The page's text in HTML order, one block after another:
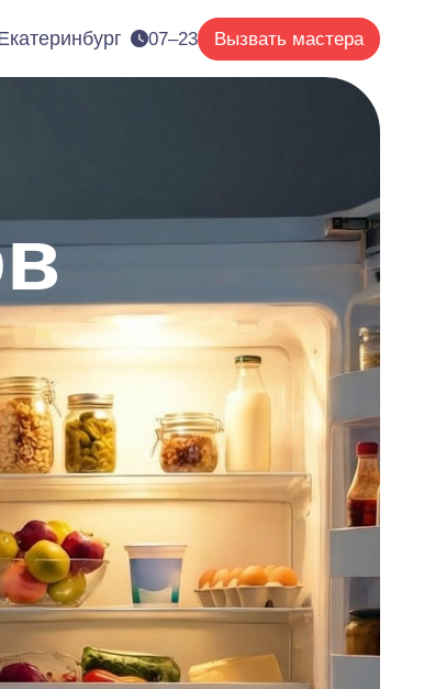
07–23 Вызвать мастера